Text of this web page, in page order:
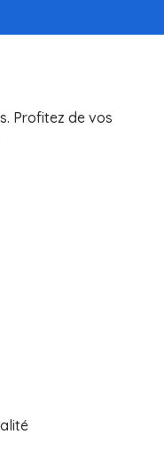
Profitez de vos